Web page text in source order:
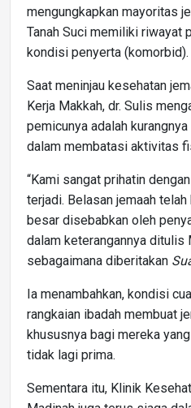
mengungkapkan mayoritas
Tanah Suci memiliki riwayat
kondisi penyerta (komorbid).
Saat meninjau kesehatan
Kerja Makkah, dr. Sulis
pemicunya adalah
dalam membatasi aktivitas
“Kami sangat prihatin
terjadi. Belasan jemaah
besar disebabkan oleh
dalam keterangannya ditulis
sebagaimana diberitakan
Ia menambahkan, kondisi
rangkaian ibadah membuat
khususnya bagi mereka
tidak lagi prima.
Sementara itu, Klinik